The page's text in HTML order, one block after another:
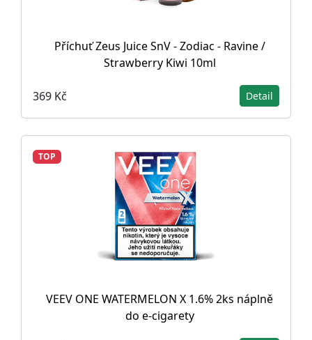
Příchuť Zeus Juice SnV - Zodiac - Ravine /
Strawberry Kiwi 10ml
369 Kč Detail
TOP
VEEV ONE WATERMELON X 1.6% 2ks náplně
do e-cigarety